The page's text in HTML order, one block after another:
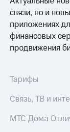
связи, но и
приложениях
финансовых
продвижения
Тарифы
Связь, ТВ и
МТС Дома